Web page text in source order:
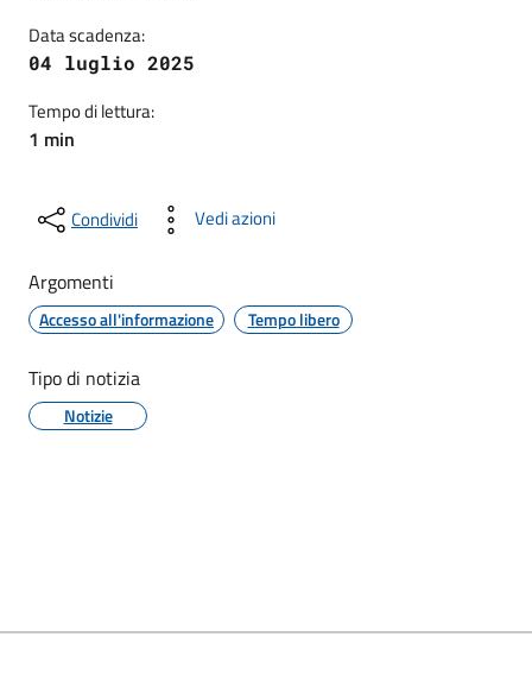
Data scadenza:
04 luglio 2025
Tempo di lettura:
1 min
Condividi Vedi azioni
Argomenti
Accesso all'informazione Tempo libero
Tipo di notizia
Notizie